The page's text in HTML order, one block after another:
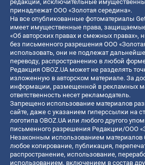
редакции, исключительные
принадлежат ООО «Золотая середина».
На все опубликованные фотоматериалы
имеет имущественные права,
«Об авторских правах и смежных правах»,
без письменного разрешения ООО
использовать, они не подлежат
переводу, распространению в любой
Редакция OBOZ.UA может не разделять
изложенную в авторском материале. За
информации, размещенной в рекламных
ответственность несет рекламодатель.
Запрещено использование материалов
сайте, даже с указанием гиперссылки на
логотипа OBOZ.UA или любого другого
письменного разрешения Редакции/ООО
Незаконным использованием материалов
любое копирование, публикация,
распространение, использование,
использованием, включением в состав